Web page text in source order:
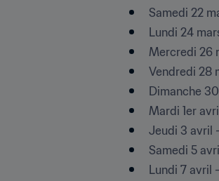
Samedi 22
Lundi 24
Mercredi 26
Vendredi 28
Dimanche
Mardi 1er
Jeudi 3 avril
Samedi 5
Lundi 7 avril